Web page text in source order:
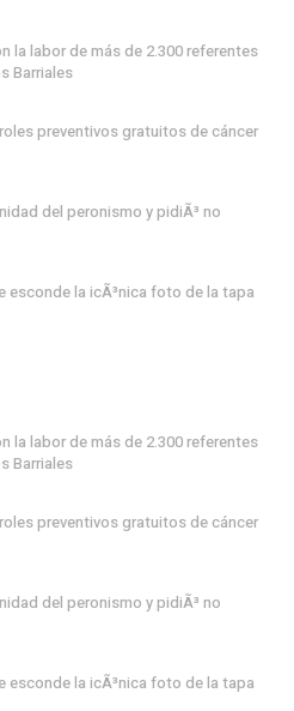
la labor de más de 2.300 referentes
Barriales
preventivos gratuitos de cáncer
del peronismo y pidiÃ³ no
esconde la icÃ³nica foto de la tapa
la labor de más de 2.300 referentes
Barriales
preventivos gratuitos de cáncer
del peronismo y pidiÃ³ no
esconde la icÃ³nica foto de la tapa